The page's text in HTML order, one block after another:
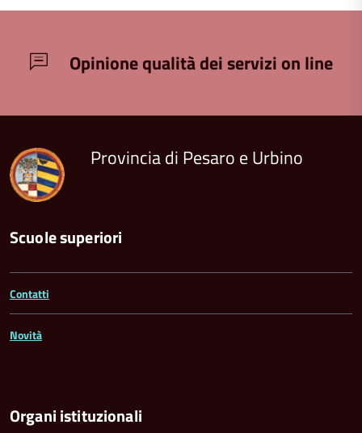
Opinione qualità dei servizi on line
Provincia di Pesaro e Urbino
Scuole superiori
Contatti
Novità
Organi istituzionali